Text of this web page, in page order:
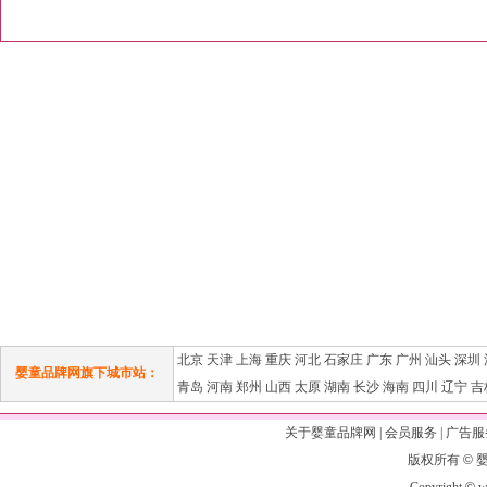
婴童品牌网旗下城市站：
北京 天津 上海 重庆 河北 石家庄 广东 广州 汕头 深圳
青岛 河南 郑州 山西 太原 湖南 长沙 海南 四川 辽宁 吉
关于婴童品牌网 会员服务
广告
版权所有 ©